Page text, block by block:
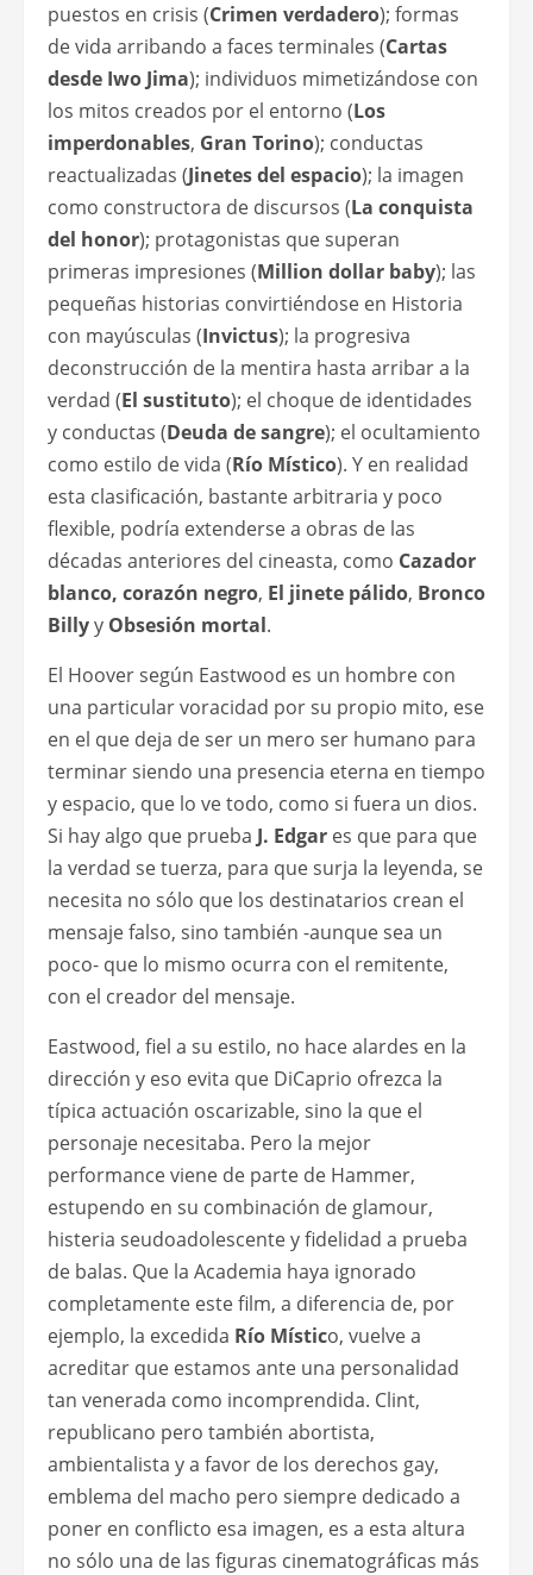
puestos en crisis (Crimen verdadero); formas
de vida arribando a faces terminales (Cartas
desde Iwo Jima); individuos mimetizándose con
los mitos creados por el entorno (Los
imperdonables, Gran Torino); conductas
reactualizadas (Jinetes del espacio); la imagen
como constructora de discursos (La conquista
del honor); protagonistas que superan
primeras impresiones (Million dollar baby); las
pequeñas historias convirtiéndose en Historia
con mayúsculas (Invictus); la progresiva
deconstrucción de la mentira hasta arribar a la
verdad (El sustituto); el choque de identidades
y conductas (Deuda de sangre); el ocultamiento
como estilo de vida (Río Místico). Y en realidad
esta clasificación, bastante arbitraria y poco
flexible, podría extenderse a obras de las
décadas anteriores del cineasta, como Cazador
blanco, corazón negro, El jinete pálido, Bronco
Billyy Obsesión mortal.
El Hoover según Eastwood es un hombre con
una particular voracidad por su propio mito, ese
en el que deja de ser un mero ser humano para
terminar siendo una presencia eterna en tiempo
y espacio, que lo ve todo, como si fuera un dios.
Si hay algo que prueba J. Edgar es que para que
la verdad se tuerza, para que surja la leyenda, se
necesita no sólo que los destinatarios crean el
mensaje falso, sino también -aunque sea un
poco- que lo mismo ocurra con el remitente,
con el creador del mensaje.
Eastwood, fiel a su estilo, no hace alardes en la
dirección y eso evita que DiCaprio ofrezca la
típica actuación oscarizable, sino la que el
personaje necesitaba. Pero la mejor
performance viene de parte de Hammer,
estupendo en su combinación de glamour,
histeria seudoadolescente y fidelidad a prueba
de balas. Que la Academia haya ignorado
completamente este film, a diferencia de, por
ejemplo, la excedida Río Místico, vuelve a
acreditar que estamos ante una personalidad
tan venerada como incomprendida. Clint,
republicano pero también abortista,
ambientalista y a favor de los derechos gay,
emblema del macho pero siempre dedicado a
poner en conflicto esa imagen, es a esta altura
no sólo una de las figuras cinematográficas más